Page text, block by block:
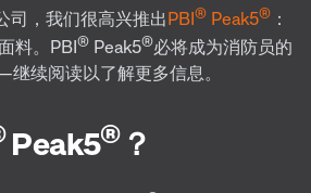
司，我们很高兴推出PBI® Peak5® ：
料。PBI® Peak5®必将成为消防员的
续阅读以了解更多信息。
Peak5®？